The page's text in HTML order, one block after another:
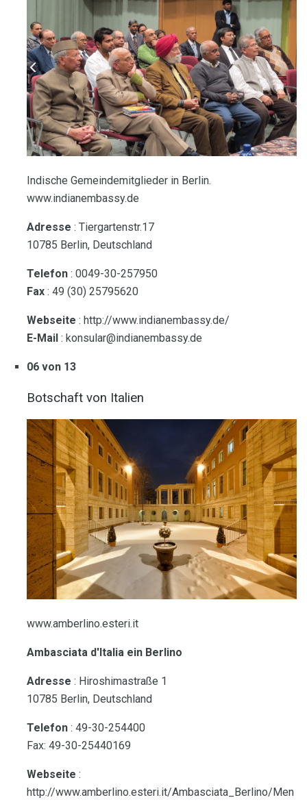
Indische Gemeindemitglieder in Berlin.
www.indianembassy.de
Adresse : Tiergartenstr.17
10785 Berlin, Deutschland
Telefon : 0049-30-257950
Fax : 49 (30) 25795620
Webseite : http://www.indianembassy.de/
E-Mail : konsular@indianembassy.de
06 von 13
Botschaft von Italien
www.amberlino.esteri.it
Ambasciata d'Italia ein Berlino
Adresse : Hiroshimastraße 1
10785 Berlin, Deutschland
Telefon : 49-30-254400
Fax: 49-30-25440169
Webseite :
http://www.amberlino.esteri.it/Ambasciata_Berlino/Men